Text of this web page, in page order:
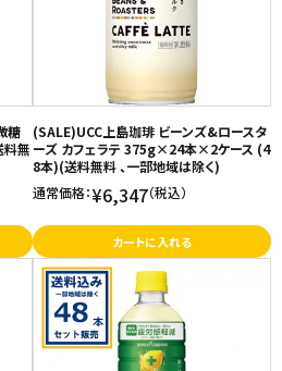
糖
無
(SALE)UCC上島珈琲 ビーンズ&ロースタ
ーズ カフェラテ 375g×24本×2ケース (4
8本)(送料無料 、一部地域は除く)
通常価格：¥6,347（税込）
カートに入れる